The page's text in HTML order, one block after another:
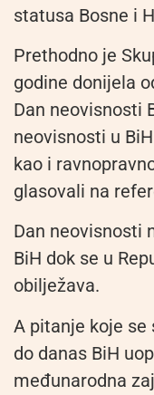
statusa Bosne i
Prethodno je
godine donijela
Dan neovisnosti
neovisnosti u
kao i
glasovali na
Dan neovisnosti
BiH dok se u
obilježava.
A pitanje koje se
do danas BiH
međunarodna